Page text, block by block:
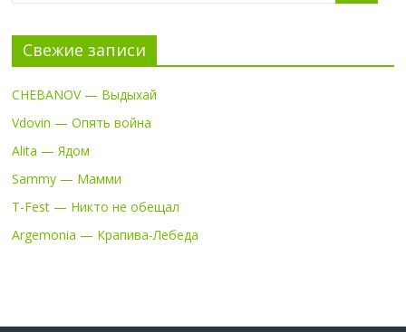
Свежие записи
CHEBANOV — Выдыхай
Vdovin — Опять война
Alita — Ядом
Sammy — Мамми
T-Fest — Никто не обещал
Argemonia — Крапива-Лебеда